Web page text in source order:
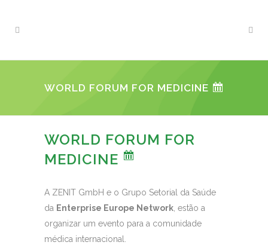
WORLD FORUM FOR MEDICINE
WORLD FORUM FOR
MEDICINE
A ZENIT GmbH e o Grupo Setorial da Saúde
da Enterprise Europe Network , estão a
organizar um evento para a comunidade
médica internacional.